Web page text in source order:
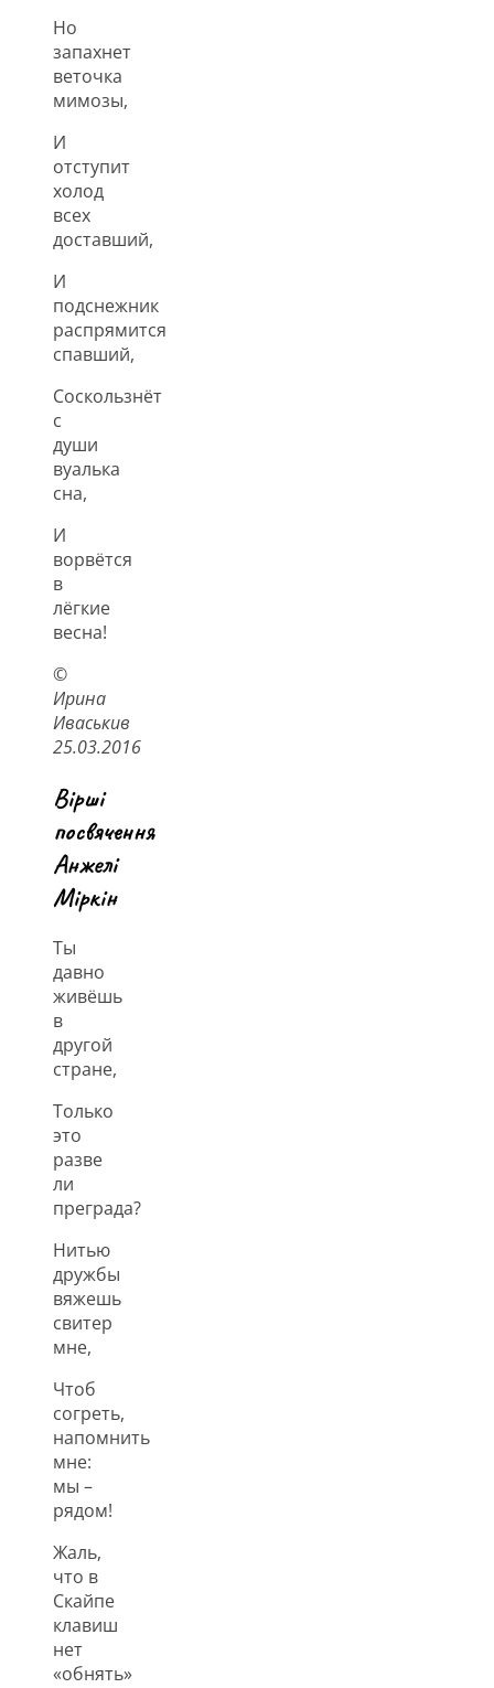
Но
запахнет
веточка
мимозы,
И
отступит
холод
всех
доставший,
И
подснежник
распрямится
спавший,
Соскользнёт
с
души
вуалька
сна,
И
ворвётся
в
лёгкие
весна!
©
Ирина
Иваськив
25.03.2016
Вірші
посвячення
Анжелі
Міркін
Ты
давно
живёшь
в
другой
стране,
Только
это
разве
ли
преграда?
Нитью
дружбы
вяжешь
свитер
мне,
Чтоб
согреть,
напомнить
мне:
мы –
рядом!
Жаль,
что в
Скайпе
клавиш
нет
«обнять»